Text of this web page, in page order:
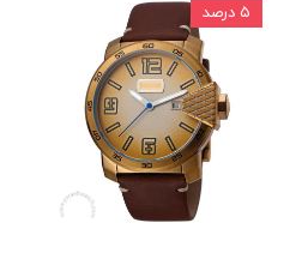
۵ درصد